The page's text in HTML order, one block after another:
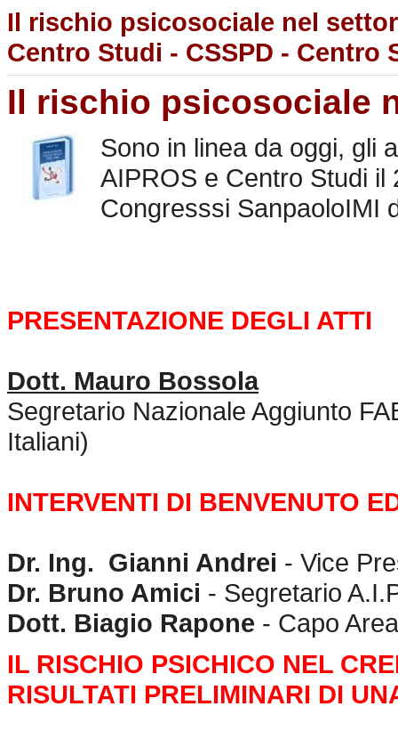
Il rischio psicosociale nel
Centro Studi - CSSPD -
Il rischio psicosociale
Sono in linea da oggi, gli
AIPROS e Centro Studi
Congresssi SanpaoloIMI
PRESENTAZIONE DEGLI ATTI
Dott. Mauro Bossola
Segretario Nazionale Aggiunto
Italiani)
INTERVENTI DI BENVENUTO
Dr. Ing. Gianni Andrei - Vice
Dr. Bruno Amici - Segretario
Dott. Biagio Rapone - Capo
IL RISCHIO PSICHICO NEL
RISULTATI PRELIMINARI DI